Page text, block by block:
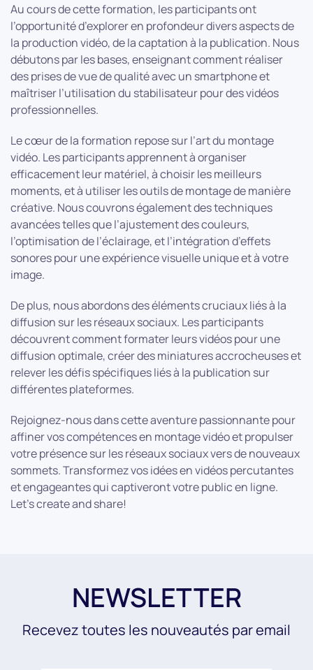
Au cours de cette formation, les participants ont
l’opportunité d’explorer en profondeur divers aspects de
la production vidéo, de la captation à la publication. Nous
débutons par les bases, enseignant comment réaliser
des prises de vue de qualité avec un smartphone et
maîtriser l’utilisation du stabilisateur pour des vidéos
professionnelles.
Le cœur de la formation repose sur l’art du montage
vidéo. Les participants apprennent à organiser
efficacement leur matériel, à choisir les meilleurs
moments, et à utiliser les outils de montage de manière
créative. Nous couvrons également des techniques
avancées telles que l’ajustement des couleurs,
l’optimisation de l’éclairage, et l’intégration d’effets
sonores pour une expérience visuelle unique et à votre
image.
De plus, nous abordons des éléments cruciaux liés à la
diffusion sur les réseaux sociaux. Les participants
découvrent comment formater leurs vidéos pour une
diffusion optimale, créer des miniatures accrocheuses et
relever les défis spécifiques liés à la publication sur
différentes plateformes.
Rejoignez-nous dans cette aventure passionnante pour
affiner vos compétences en montage vidéo et propulser
votre présence sur les réseaux sociaux vers de nouveaux
sommets. Transformez vos idées en vidéos percutantes
et engageantes qui captiveront votre public en ligne.
Let’s create and share!
NEWSLETTER
Recevez toutes les nouveautés par email